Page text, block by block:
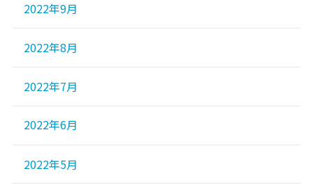
2022年9月
2022年8月
2022年7月
2022年6月
2022年5月